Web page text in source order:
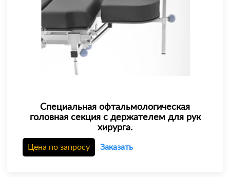
Специальная офтальмологическая
головная секция с держателем для рук
хирурга.
Цена по запросу Заказать